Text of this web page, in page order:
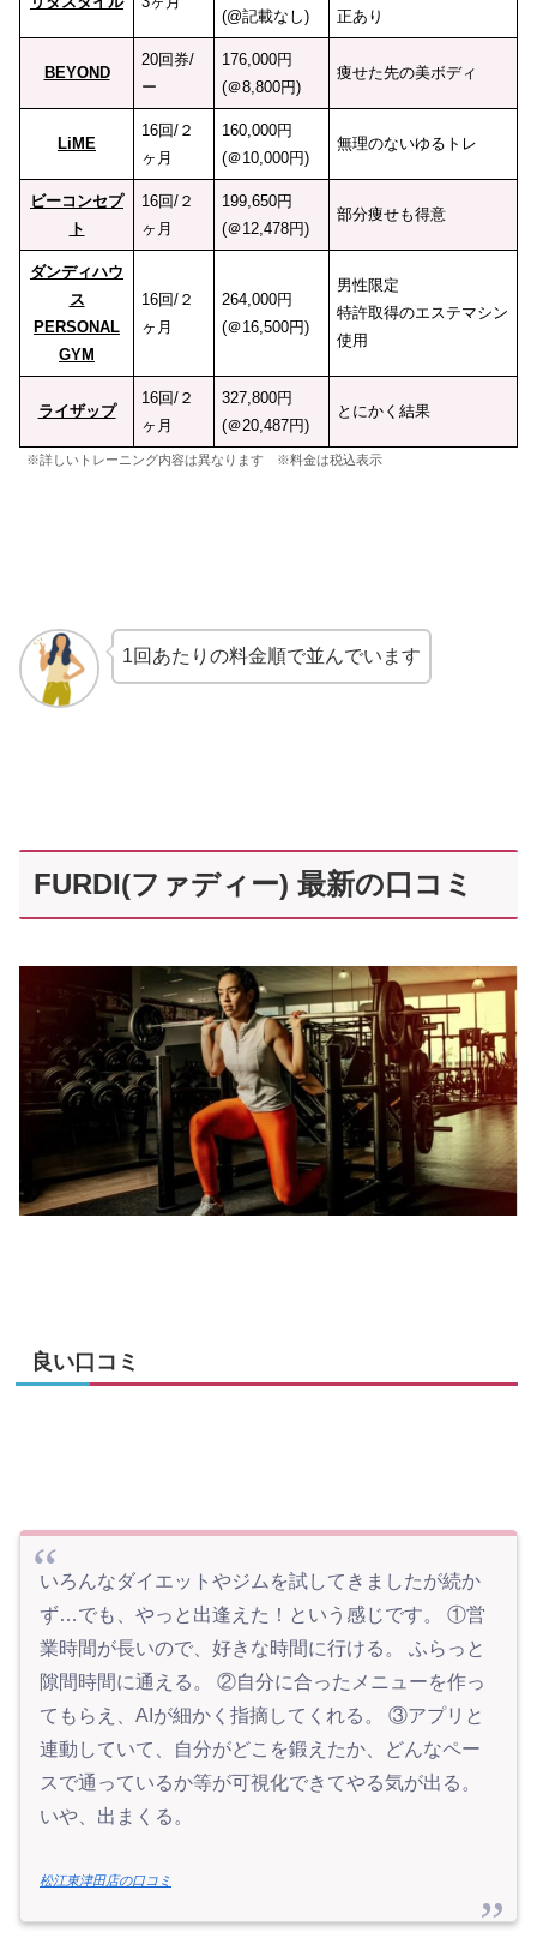
(@記載なし)
正あり
BEYOND
20回券/
ー
176,000円
(＠8,800円)
痩せた先の美ボディ
LiME
16回/２
ヶ月
160,000円
(＠10,000円)
無理のないゆるトレ
ビーコンセプ
ト
16回/２
ヶ月
199,650円
(＠12,478円)
部分痩せも得意
ダンディハウ
ス
PERSONAL
GYM
16回/２
ヶ月
264,000円
(＠16,500円)
男性限定
特許取得のエステマシン
使用
ライザップ
16回/２
ヶ月
327,800円
(＠20,487円)
とにかく結果
※詳しいトレーニング内容は異なります ※料金は税込表示
1回あたりの料金順で並んでいます
FURDI(ファディー) 最新の口コミ
良い口コミ
いろんなダイエットやジムを試してきましたが続か
ず…でも、やっと出逢えた！という感じです。 ①営
業時間が長いので、好きな時間に行ける。 ふらっと
隙間時間に通える。 ②自分に合ったメニューを作っ
てもらえ、AIが細かく指摘してくれる。 ③アプリと
連動していて、自分がどこを鍛えたか、どんなペー
スで通っているか等が可視化できてやる気が出る。
いや、出まくる。
松江東津田店の口コミ